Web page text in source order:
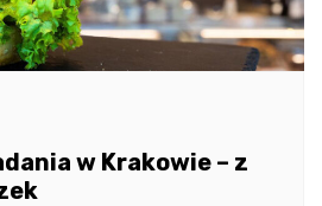
w Krakowie – z